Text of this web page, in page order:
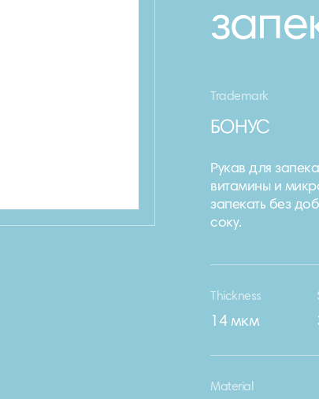
Trademark
БОНУС
Рукав для
витамины и
запекать без
соку.
Thickness
14 мкм
Material